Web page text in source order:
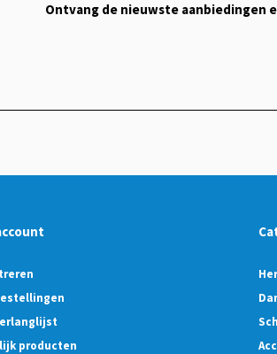
Ontvang de nieuwste aanbiedingen
producten